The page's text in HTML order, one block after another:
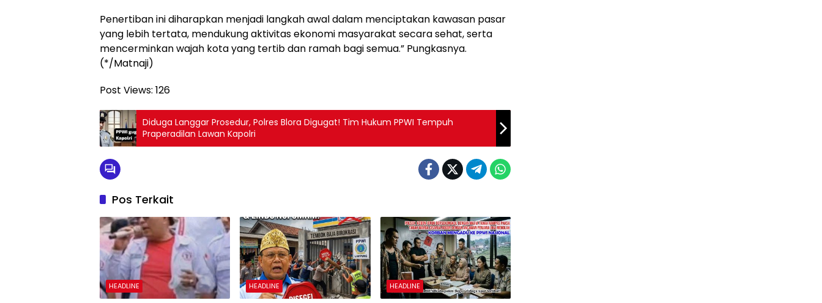
Penertiban ini diharapkan menjadi langkah awal dalam menciptakan kawasan pasar
yang lebih tertata, mendukung aktivitas ekonomi masyarakat secara sehat, serta
mencerminkan wajah kota yang tertib dan ramah bagi semua.” Pungkasnya.
(*/Matnaji)
Post Views: 126
Diduga Langgar Prosedur, Polres Blora Digugat! Tim Hukum PPWI Tempuh
Praperadilan Lawan Kapolri
Pos Terkait
HEADLINE HEADLINE HEADLINE